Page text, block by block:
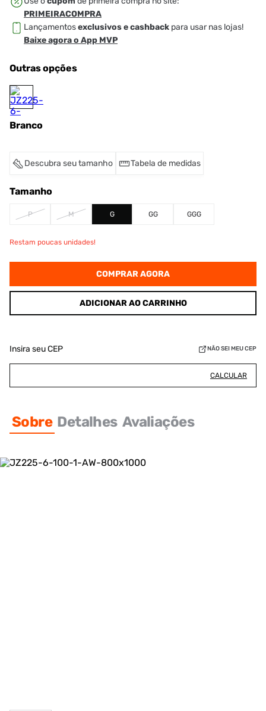
PRIMEIRACOMPRA
Lançamentosexclusivos e cashback para usar nas lojas!
Baixe agora o App MVP
Outras opções
Branco
Descubra seu tamanho Tabela de medidas
Tamanho
P M G GG GGG
Restam poucas unidades!
COMPRAR AGORA
ADICIONAR AO CARRINHO
Insira seu CEP NÃO SEI MEU CEP
CALCULAR
Sobre Detalhes Avaliações